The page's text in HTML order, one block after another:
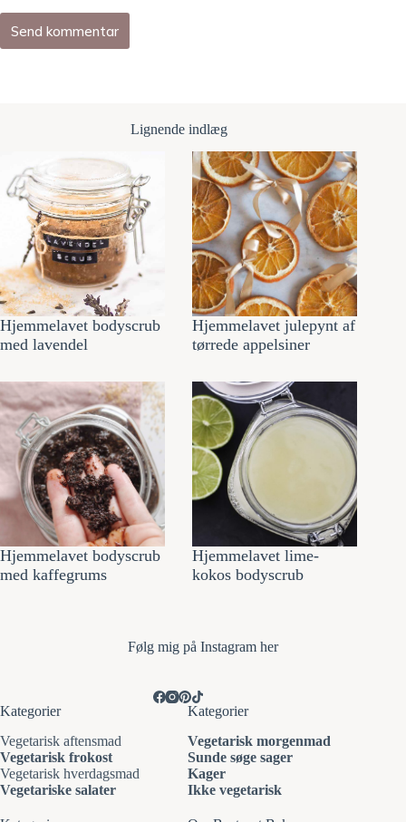
Send kommentar
Lignende indlæg
Hjemmelavet bodyscrub
med lavendel
Hjemmelavet julepynt af
tørrede appelsiner
Hjemmelavet bodyscrub
med kaffegrums
Hjemmelavet lime-
kokos bodyscrub
Følg mig på Instagram her
Kategorier
Vegetarisk aftensmad
Vegetarisk frokost
Vegetarisk hverdagsmad
Vegetariske salater
Kategorier
Vegetarisk morgenmad
Sunde søge sager
Kager
Ikke vegetarisk